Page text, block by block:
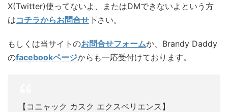
X(Twitter)使ってないよ、またはDMできないよという方
はコチラからお問合せ下さい。
もしくは当サイトのお問合せフォームか、Brandy Daddy
のfacebookページからも一応受付けております。
【コニャック カスク エクスペリエンス】